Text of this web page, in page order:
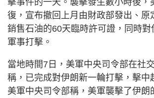
擊事件的一天。襲擊發生數小時後，
復，宣布撤回上月由財政部發出、原
銷售石油的60天臨時許可證，同時
軍事打擊。
當地時間7日，美軍中央司令部在社
稱，已完成對伊朗新一輪打擊，擊中
美軍中央司令部稱，美軍襲擊了伊朗